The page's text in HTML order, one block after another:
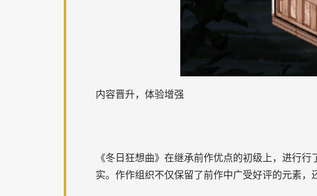
内容晋升，体验增强
《冬日狂想曲》在继承前作优点的初级上，进行
实。作作组织不仅保留了前作中广受好评的元素，